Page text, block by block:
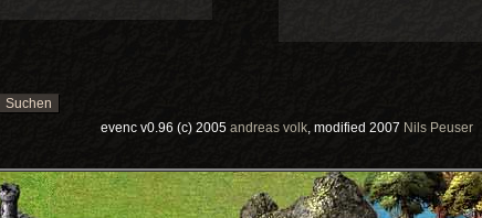
evenc v0.96 (c) 2005 andreas volk, modified 2007 Nils Peuser